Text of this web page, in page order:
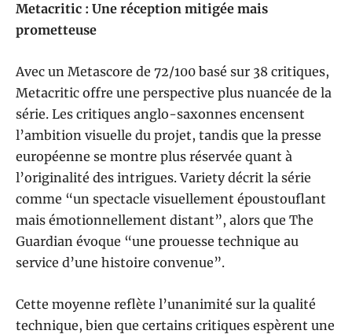
Metacritic : Une réception mitigée mais
prometteuse
Avec un Metascore de 72/100 basé sur 38 critiques,
Metacritic offre une perspective plus nuancée de la
série. Les critiques anglo-saxonnes encensent
l’ambition visuelle du projet, tandis que la presse
européenne se montre plus réservée quant à
l’originalité des intrigues. Variety décrit la série
comme “un spectacle visuellement époustouflant
mais émotionnellement distant”, alors que The
Guardian évoque “une prouesse technique au
service d’une histoire convenue”.
Cette moyenne reflète l’unanimité sur la qualité
technique, bien que certains critiques espèrent une